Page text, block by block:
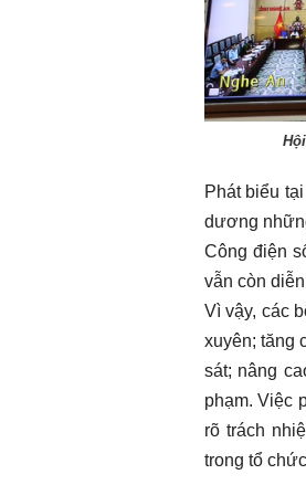
Phát biểu
dương
Công điện
vẫn còn
Vì vậy, các
xuyên; tăng
sát; nâng
phạm. Việc
rõ trách
trong tổ